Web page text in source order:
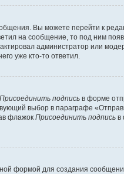
Вы можете перейти к
на сообщение, то под ним
администратор или
уже кто-то ответил.
Присоединить подпись в форме
выбор в параграфе
флажок Присоединить подпись в
формой для создания